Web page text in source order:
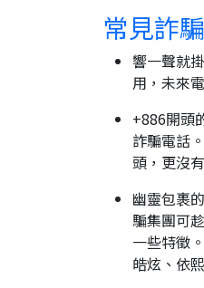
常見詐
響一聲就
用，未來
+886開頭
詐騙電話
頭，更沒
幽靈包裹
騙集團可
一些特徵
皓炫、依